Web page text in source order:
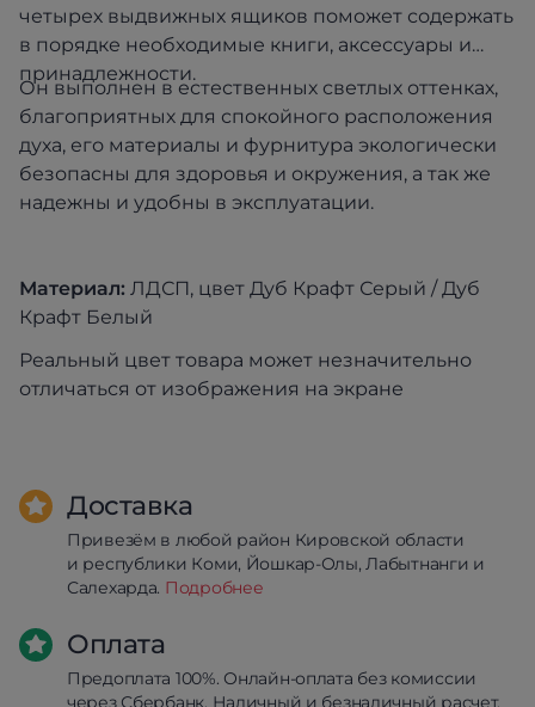
четырех выдвижных ящиков поможет содержать
в порядке необходимые книги, аксессуары и
принадлежности.
Он выполнен в естественных светлых оттенках,
благоприятных для спокойного расположения
духа, его материалы и фурнитура экологически
безопасны для здоровья и окружения, а так же
надежны и удобны в эксплуатации.
Материал: ЛДСП, цвет Дуб Крафт Серый / Дуб
Крафт Белый
Реальный цвет товара может незначительно
отличаться от изображения на экране
Доставка
Привезём в любой район Кировской области
и республики Коми, Йошкар-Олы, Лабытнанги и
Салехарда. Подробнее
Оплата
Предоплата 100%. Онлайн-оплата без комиссии
через Сбербанк. Наличный и безналичный расчет.